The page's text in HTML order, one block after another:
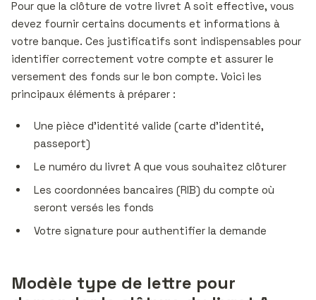
Pour que la clôture de votre livret A soit effective, vous
devez fournir certains documents et informations à
votre banque. Ces justificatifs sont indispensables pour
identifier correctement votre compte et assurer le
versement des fonds sur le bon compte. Voici les
principaux éléments à préparer :
Une pièce d’identité valide (carte d’identité,
passeport)
Le numéro du livret A que vous souhaitez clôturer
Les coordonnées bancaires (RIB) du compte où
seront versés les fonds
Votre signature pour authentifier la demande
Modèle type de lettre pour